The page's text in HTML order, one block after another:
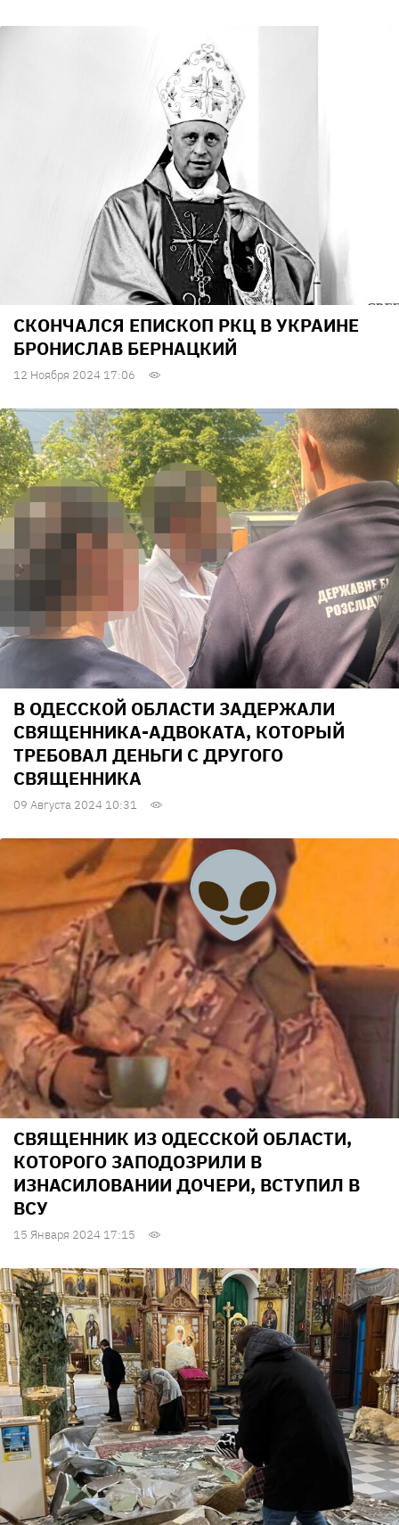
СКОНЧАЛСЯ ЕПИСКОП РКЦ В УКРАИНЕ
БРОНИСЛАВ БЕРНАЦКИЙ
12 Ноября 2024 17:06
В ОДЕССКОЙ ОБЛАСТИ ЗАДЕРЖАЛИ
СВЯЩЕННИКА-АДВОКАТА, КОТОРЫЙ
ТРЕБОВАЛ ДЕНЬГИ С ДРУГОГО
СВЯЩЕННИКА
09 Августа 2024 10:31
СВЯЩЕННИК ИЗ ОДЕССКОЙ ОБЛАСТИ,
КОТОРОГО ЗАПОДОЗРИЛИ В
ИЗНАСИЛОВАНИИ ДОЧЕРИ, ВСТУПИЛ В
ВСУ
15 Января 2024 17:15